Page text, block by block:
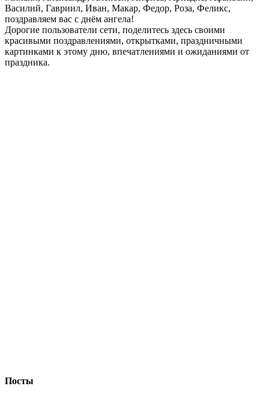
Василий, Гавриил, Иван, Макар, Федор, Роза, Феликс,
поздравляем вас с днём ангела!
Дорогие пользователи сети, поделитесь здесь своими
красивыми поздравлениями, открытками, праздничными
картинками к этому дню, впечатлениями и ожиданиями от
праздника.
Посты